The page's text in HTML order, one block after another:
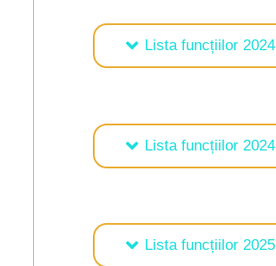
Lista funcțiilor 2024
Lista funcțiilor 2024
Lista funcțiilor 2025